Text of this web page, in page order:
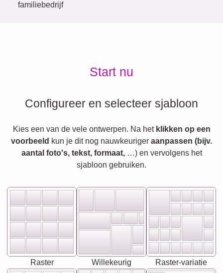
familiebedrijf
Start nu
Configureer en selecteer sjabloon
Kies een van de vele ontwerpen. Na het klikken op een
voorbeeld kun je dit nog nauwkeuriger aanpassen (bijv.
aantal foto's, tekst, formaat,…) en vervolgens het
sjabloon gebruiken.
Raster Willekeurig Raster-variatie